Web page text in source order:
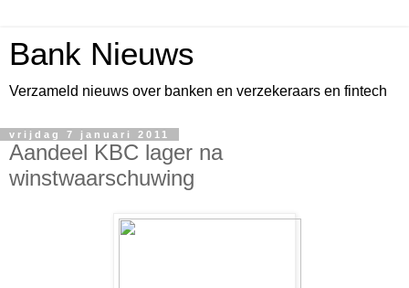
Bank Nieuws
Verzameld nieuws over banken en verzekeraars en fintech
vrijdag 7 januari 2011
Aandeel KBC lager na
winstwaarschuwing